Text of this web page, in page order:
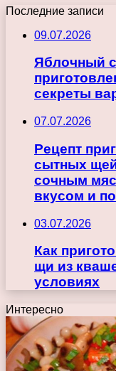
Последние записи
09.07.2026
Яблочный
секреты
07.07.2026
Рецепт
сытных
сочным
вкусом и
03.07.2026
Как
щи из
условиях
Интересно